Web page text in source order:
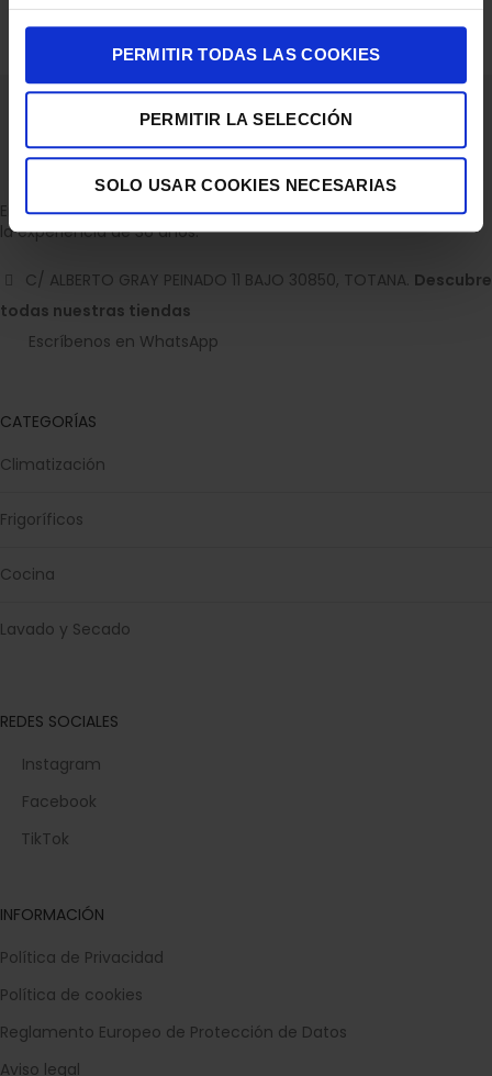
PERMITIR TODAS LAS COOKIES
PERMITIR LA SELECCIÓN
SOLO USAR COOKIES NECESARIAS
69,00€
Empresa dedicada a la venta de accesorios para el hogar con
la experiencia de 36 años.
C/ ALBERTO GRAY PEINADO 11 BAJO 30850, TOTANA. Descubre
todas nuestras tiendas
Escríbenos en WhatsApp
CATEGORÍAS
Climatización
Frigoríficos
Cocina
Lavado y Secado
REDES SOCIALES
Instagram
Facebook
TikTok
INFORMACIÓN
Política de Privacidad
Política de cookies
Reglamento Europeo de Protección de Datos
Aviso legal